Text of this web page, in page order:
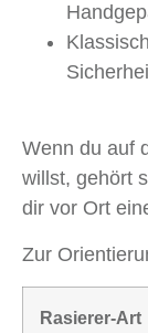
Wenn du auf
willst, gehört
dir vor Ort
Zur
Rasierer-Art